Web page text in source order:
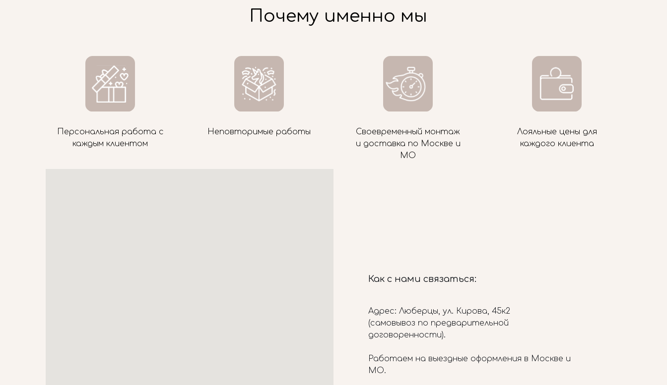
Почему именно мы
Персональная работа с
каждым клиентом
Неповторимые работы
Своевременный монтаж
и доставка по Москве и
МО
Лояльные цены для
каждого клиента
Как с нами связаться:
Адрес: Люберцы, ул. Кирова, 45к2
(самовывоз по предварительной
договоренности).
Работаем на выездные оформления в Москве и
МО.